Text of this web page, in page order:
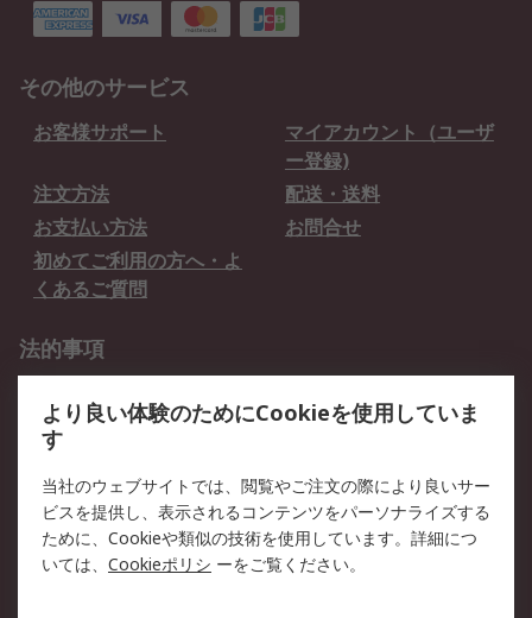
その他のサービス
お客様サポート
マイアカウント（ユーザ
ー登録)
注文方法
配送・送料
お支払い方法
お問合せ
初めてご利用の方へ・よ
くあるご質問
法的事項
クッキーポリシー
RSについて
会社概要
採用情報
プレスリリース＆お知ら
コーポレートサイト
より良い体験のためにCookieを使用していま
す
当社のウェブサイトでは、閲覧やご注文の際により良いサー
ビスを提供し、表示されるコンテンツをパーソナライズする
ために、Cookieや類似の技術を使用しています。詳細につ
いては、 Cookieポリシ ーをご覧ください。